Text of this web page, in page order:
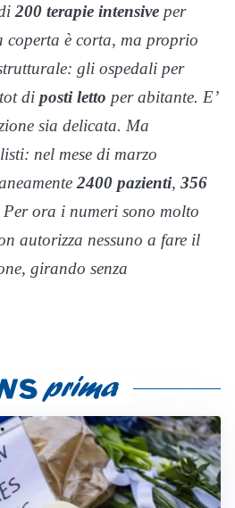
200 terapie intensive per
è corta, ma proprio
gli ospedali per
di posti letto per abitante. E’
sia delicata. Ma
nel mese di marzo
2400 pazienti, 356
Per ora i numeri sono molto
autorizza nessuno a fare il
girando senza